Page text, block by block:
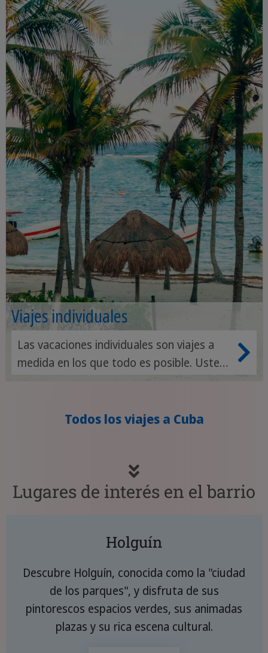
de nuestros socios locales, descubrirá su
destino en rutas bien planificadas - sin
estrés, intensivo y bien cuidado con SCI
Travel Adventures.
Viajes individuales
Las vacaciones individuales son viajes a
medida en los que todo es posible. Usted
organiza su itinerario en Cuba según sus
naturaleza hasta experiencias culturales y
Todos los viajes a Cuba
Lugares de interés en el barrio
Holguín
Descubre Holguín, conocida como la "ciudad
de los parques", y disfruta de sus
pintorescos espacios verdes, sus animadas
plazas y su rica escena cultural.